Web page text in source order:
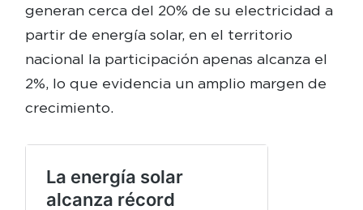
generan cerca del 20% de su electricidad a
partir de energía solar, en el territorio
nacional la participación apenas alcanza el
2%, lo que evidencia un amplio margen de
crecimiento.